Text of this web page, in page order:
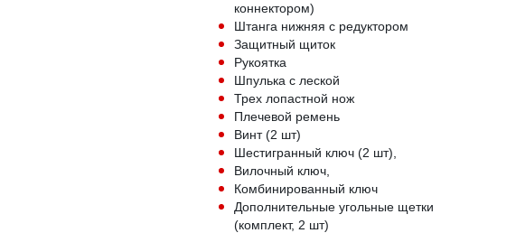
коннектором)
Штанга нижняя с редуктором
Защитный щиток
Рукоятка
Шпулька с леской
Трех лопастной нож
Плечевой ремень
Винт (2 шт)
Шестигранный ключ (2 шт),
Вилочный ключ,
Комбинированный ключ
Дополнительные угольные щетки
(комплект, 2 шт)